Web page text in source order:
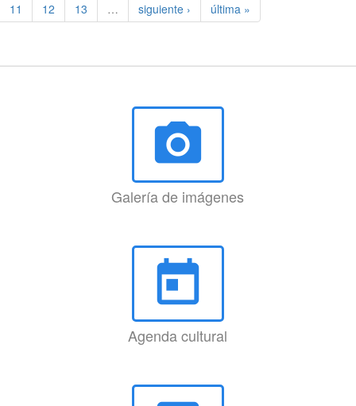
11
12 13 … siguiente › última »
photo_camera
Galería de imágenes
today
Agenda cultural